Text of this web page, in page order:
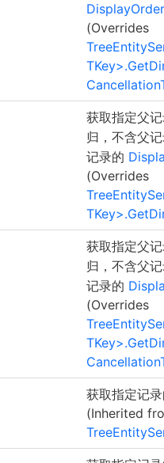
DisplayOrder
(Overrides
TKey>.
获取指定父
归，不含父
记录的
(Overrides
TKey>.
获取指定父
归，不含父
记录的
(Overrides
TKey>.
获取指定记
(Inherited